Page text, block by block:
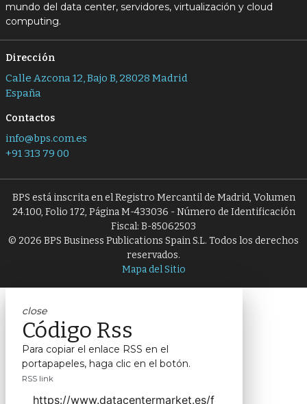
mundo del data center, servidores, virtualización y cloud
computing.
Dirección
Calle Azcona 12, Bajo B, 28028 Madrid
España
Contactos
info@bps.com.es
+91 313 79 00
BPS está inscrita en el Registro Mercantil de Madrid, Volumen
24.100, Folio 172, Página M-433036 - Número de Identificación
Fiscal: B-85062503
© 2026 BPS Business Publications Spain S.L. Todos los derechos
reservados.
Mapa del Sitio
close
Código Rss
Para copiar el enlace RSS en el
portapapeles, haga clic en el botón.
RSS link